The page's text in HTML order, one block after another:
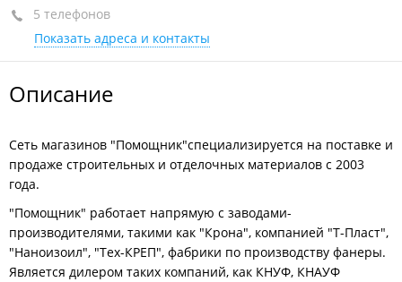
5 телефонов
Показать адреса и контакты
Описание
Сеть магазинов "Помощник"специализируется на поставке и
продаже строительных и отделочных материалов с 2003
года.
"Помощник" работает напрямую с заводами-
производителями, такими как "Крона", компанией "Т-Пласт",
"Наноизоил", "Тех-КРЕП", фабрики по производству фанеры.
Является дилером таких компаний, как КНУФ, КНАУФ